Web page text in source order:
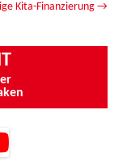
Kita-Finanzierung →